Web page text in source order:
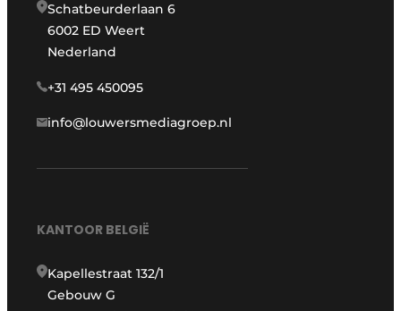
Schatbeurderlaan 6
6002 ED Weert
Nederland
+31 495 450095
info@louwersmediagroep.nl
KANTOOR BELGIË
Kapellestraat 132/1
Gebouw G